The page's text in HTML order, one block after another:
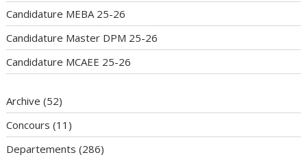
Candidature MEBA 25-26
Candidature Master DPM 25-26
Candidature MCAEE 25-26
Archive (52)
Concours (11)
Departements (286)